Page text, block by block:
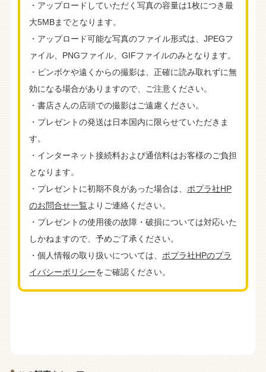
・アップロードしていただく写真の容量は1枚につき最
大5MBまでとなります。
・アップロード可能な写真のファイル形式は、JPEGフ
ァイル、PNGファイル、GIFファイルのみとなります。
・ピンボケや遠くからの撮影は、正確に読み取れずに無
効になる場合がありますので、ご注意ください。
・書店さんの店頭での撮影はご遠慮ください。
・プレゼントの発送は日本国内に限らせていただきま
す。
・インターネット接続料および通信料はお客様のご負担
となります。
・プレゼントに初期不良があった場合は、 ポプラ社HP
のお問合せ一覧よりご連絡ください。​
・プレゼントの使用後の故障・破損については対応いた
しかねますので、予めご了承ください。​
・個人情報の取り扱いについては、 ポプラ社HPのプラ
イバシーポリシーをご確認ください。